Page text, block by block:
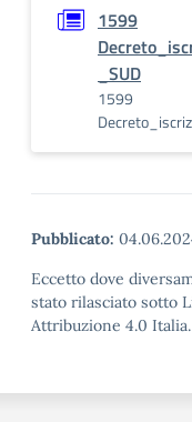
1599
_SUD
1599
Pubblicato:
Eccetto dove
stato rilasciato sotto
Attribuzione 4.0 Italia.